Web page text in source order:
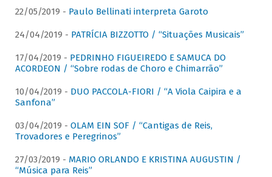
22/05/2019 - Paulo Bellinati interpreta Garoto
24/04/2019 - PATRÍCIA BIZZOTTO / “Situações Musicais”
17/04/2019 - PEDRINHO FIGUEIREDO E SAMUCA DO
ACORDEON / “Sobre rodas de Choro e Chimarrão”
10/04/2019 - DUO PACCOLA-FIORI / “A Viola Caipira e a
Sanfona”
03/04/2019 - OLAM EIN SOF / “Cantigas de Reis,
Trovadores e Peregrinos”
27/03/2019 - MARIO ORLANDO E KRISTINA AUGUSTIN /
“Música para Reis”